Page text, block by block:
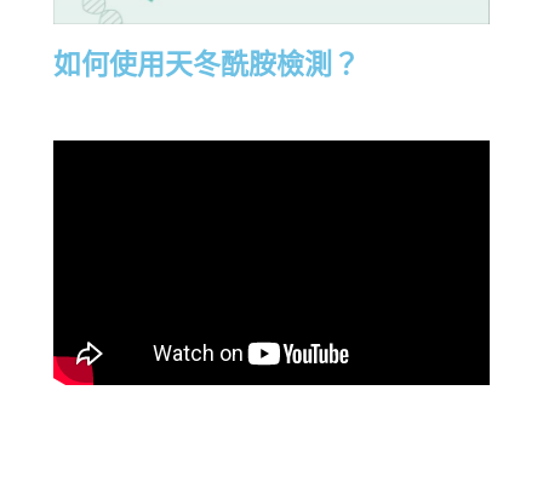
如何使用天冬酰胺檢測？